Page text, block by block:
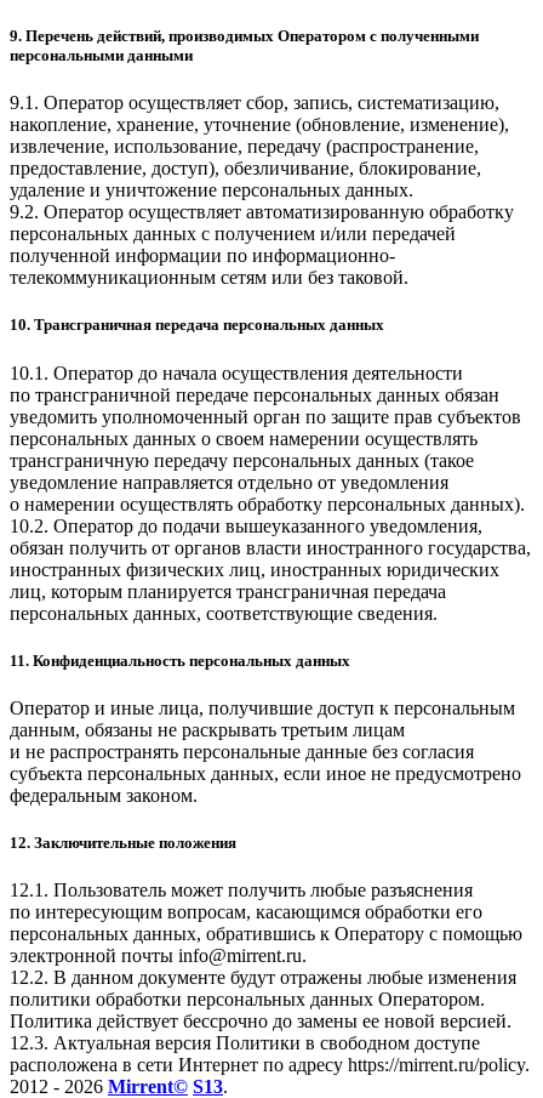
9. Перечень действий, производимых Оператором с полученными
персональными данными
9.1. Оператор осуществляет сбор, запись, систематизацию,
накопление, хранение, уточнение (обновление, изменение),
извлечение, использование, передачу (распространение,
предоставление, доступ), обезличивание, блокирование,
удаление и уничтожение персональных данных.
9.2. Оператор осуществляет автоматизированную обработку
персональных данных с получением и/или передачей
полученной информации по информационно-
телекоммуникационным сетям или без таковой.
10. Трансграничная передача персональных данных
10.1. Оператор до начала осуществления деятельности
по трансграничной передаче персональных данных обязан
уведомить уполномоченный орган по защите прав субъектов
персональных данных о своем намерении осуществлять
трансграничную передачу персональных данных (такое
уведомление направляется отдельно от уведомления
о намерении осуществлять обработку персональных данных).
10.2. Оператор до подачи вышеуказанного уведомления,
обязан получить от органов власти иностранного государства,
иностранных физических лиц, иностранных юридических
лиц, которым планируется трансграничная передача
персональных данных, соответствующие сведения.
11. Конфиденциальность персональных данных
Оператор и иные лица, получившие доступ к персональным
данным, обязаны не раскрывать третьим лицам
и не распространять персональные данные без согласия
субъекта персональных данных, если иное не предусмотрено
федеральным законом.
12. Заключительные положения
12.1. Пользователь может получить любые разъяснения
по интересующим вопросам, касающимся обработки его
персональных данных, обратившись к Оператору с помощью
электронной почты info@mirrent.ru.
12.2. В данном документе будут отражены любые изменения
политики обработки персональных данных Оператором.
Политика действует бессрочно до замены ее новой версией.
12.3. Актуальная версия Политики в свободном доступе
расположена в сети Интернет по адресу https://mirrent.ru/policy.
2012 - 2026 Mirrent© S13.